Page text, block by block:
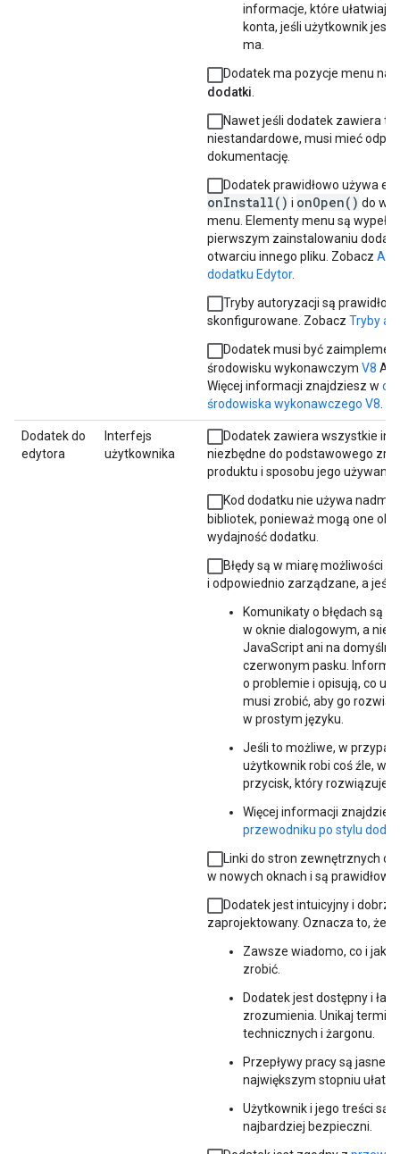
informacje, które ułatwiają
konta, jeśli użytkownik
ma.
Dodatek ma pozycje menu na
dodatki
Nawet jeśli dodatek zawiera
niestandardowe, musi mieć
dokumentację.
Dodatek prawidłowo używa
onInstall() i onOpen() do
menu. Elementy menu są
pierwszym zainstalowaniu
otwarciu innego pliku. Zobacz
dodatku Edytor.
Tryby autoryzacji są
skonfigurowane. Zobacz Tryby
Dodatek musi być
środowisku wykonawczym V8
Więcej informacji znajdziesz w
środowiska wykonawczego V8
Dodatek do
edytora
Interfejs
użytkownika
Dodatek zawiera wszystkie
niezbędne do podstawowego
produktu i sposobu jego używania.
Kod dodatku nie używa
bibliotek, ponieważ mogą one
wydajność dodatku.
Błędy są w miarę możliwości
i odpowiednio zarządzane, a jeśli
Komunikaty o błędach są
w oknie dialogowym, a nie
JavaScript ani na
czerwonym pasku.
o problemie i opisują, co
musi zrobić, aby go
w prostym języku.
Jeśli to możliwe, w
użytkownik robi coś źle,
przycisk, który rozwiązuje
Więcej informacji
przewodniku po stylu
Linki do stron zewnętrznych
w nowych oknach i są prawidłowe.
Dodatek jest intuicyjny i dobrze
zaprojektowany. Oznacza to, że:
Zawsze wiadomo, co i jak
zrobić.
Dodatek jest dostępny i
zrozumienia. Unikaj
technicznych i żargonu.
Przepływy pracy są jasne i
największym stopniu
Użytkownik i jego treści są
najbardziej bezpieczni.